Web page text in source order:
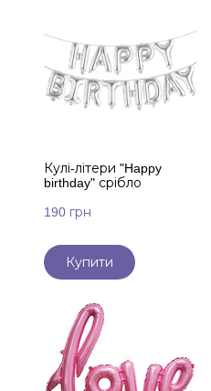
Кулі-літери "Happy
birthday" срібло
190 грн
Купити